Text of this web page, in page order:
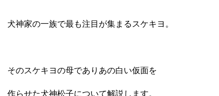
犬神家の一族で最も注目が集まるスケキヨ。
そのスケキヨの母でありあの白い仮面を
作らせた犬神松子について解説します。